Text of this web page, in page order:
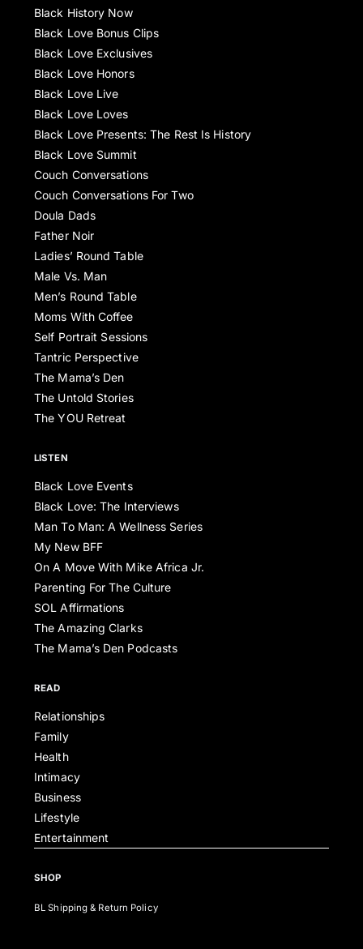
Black History Now
Black Love Bonus Clips
Black Love Exclusives
Black Love Honors
Black Love Live
Black Love Loves
Black Love Presents: The Rest Is History
Black Love Summit
Couch Conversations
Couch Conversations For Two
Doula Dads
Father Noir
Ladies’ Round Table
Male Vs. Man
Men’s Round Table
Moms With Coffee
Self Portrait Sessions
Tantric Perspective
The Mama’s Den
The Untold Stories
The YOU Retreat
LISTEN
Black Love Events
Black Love: The Interviews
Man To Man: A Wellness Series
My New BFF
On A Move With Mike Africa Jr.
Parenting For The Culture
SOL Affirmations
The Amazing Clarks
The Mama’s Den Podcasts
READ
Relationships
Family
Health
Intimacy
Business
Lifestyle
Entertainment
SHOP
BL Shipping & Return Policy